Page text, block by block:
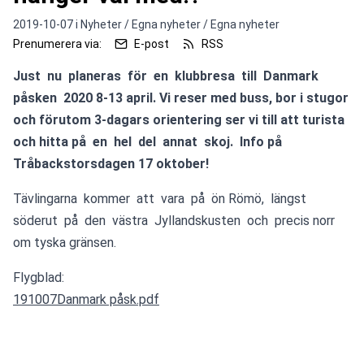
2019-10-07 i Nyheter / Egna nyheter / Egna nyheter
Prenumerera via:
E-post RSS
Just  nu  planeras  för  en  klubbresa  till  Danmark
påsken  2020 8-13 april. Vi reser med buss, bor i stugor
och förutom 3-dagars orientering ser vi till att turista
och hitta på  en  hel  del  annat  skoj.  Info på
Tråbackstorsdagen 17 oktober!
Tävlingarna  kommer  att  vara  på  ön Römö,  längst
söderut  på  den  västra  Jyllandskusten  och  precis norr
om tyska gränsen.
Flygblad:
191007Danmark påsk.pdf